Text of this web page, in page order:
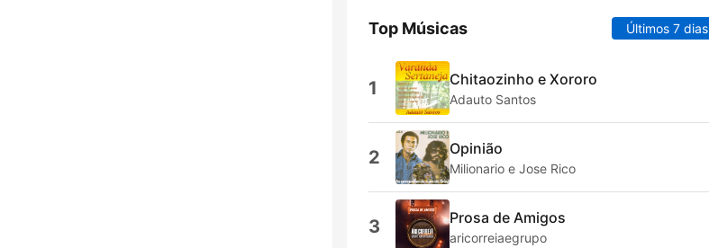
Top Músicas Últimos 7 dias
1 Chitaozinho e Xororo
Adauto Santos
2 Opinião
Milionario e Jose Rico
3 Prosa de Amigos
aricorreiaegrupo